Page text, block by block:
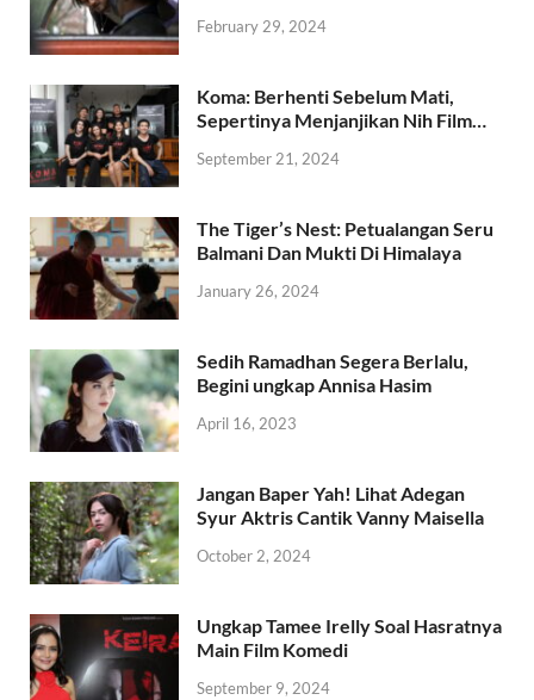
February 29, 2024
Koma: Berhenti Sebelum Mati,
Sepertinya Menjanjikan Nih Film…
September 21, 2024
The Tiger’s Nest: Petualangan Seru
Balmani Dan Mukti Di Himalaya
January 26, 2024
Sedih Ramadhan Segera Berlalu,
Begini ungkap Annisa Hasim
April 16, 2023
Jangan Baper Yah! Lihat Adegan
Syur Aktris Cantik Vanny Maisella
October 2, 2024
Ungkap Tamee Irelly Soal Hasratnya
Main Film Komedi
September 9, 2024